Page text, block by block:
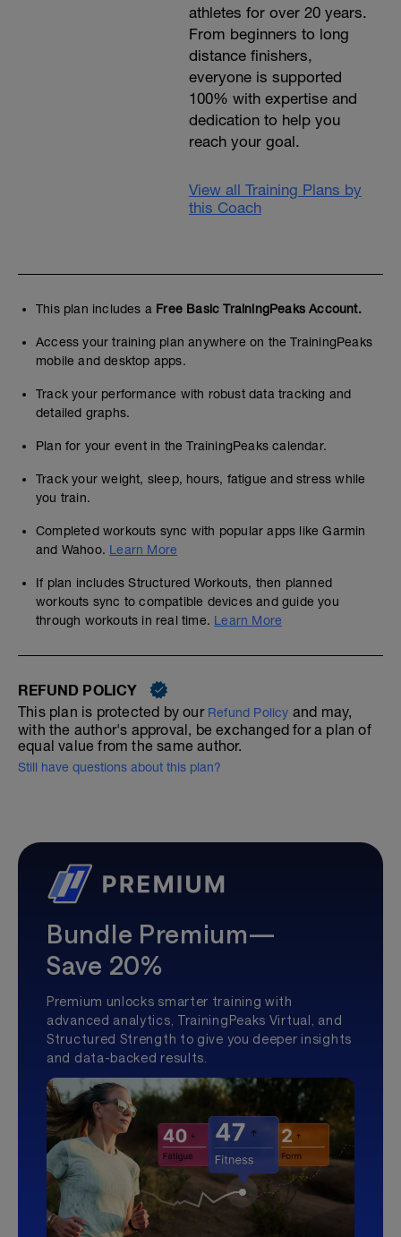
athletes for over 20 years.
From beginners to long
distance finishers,
everyone is supported
100% with expertise and
dedication to help you
reach your goal.
View all Training Plans by
this Coach
This plan includes a Free Basic TrainingPeaks Account.
Access your training plan anywhere on the TrainingPeaks
mobile and desktop apps.
Track your performance with robust data tracking and
detailed graphs.
Plan for your event in the TrainingPeaks calendar.
Track your weight, sleep, hours, fatigue and stress while
you train.
Completed workouts sync with popular apps like Garmin
and Wahoo. Learn More
If plan includes Structured Workouts, then planned
workouts sync to compatible devices and guide you
through workouts in real time. Learn More
REFUND POLICY
This plan is protected by our Refund Policy and may,
with the author's approval, be exchanged for a plan of
equal value from the same author.
Still have questions about this plan?
Bundle Premium—
Save 20%
Premium unlocks smarter training with
advanced analytics, TrainingPeaks Virtual, and
Structured Strength to give you deeper insights
and data-backed results.